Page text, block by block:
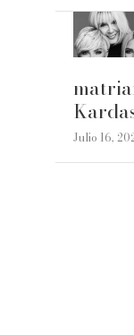
Julio 16,